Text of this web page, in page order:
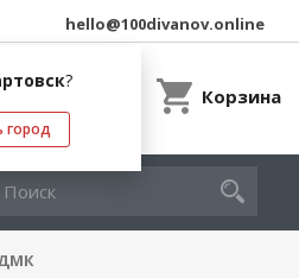
?
город
hello@100divanov.online
Корзина